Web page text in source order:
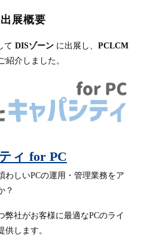
展概要
て DISゾーン に出展し、 PCLCM
紹介しました。
ィ for PC
わしいPCの運用・管理業務をア
？
社がお客様に最適なPCのライ
します。